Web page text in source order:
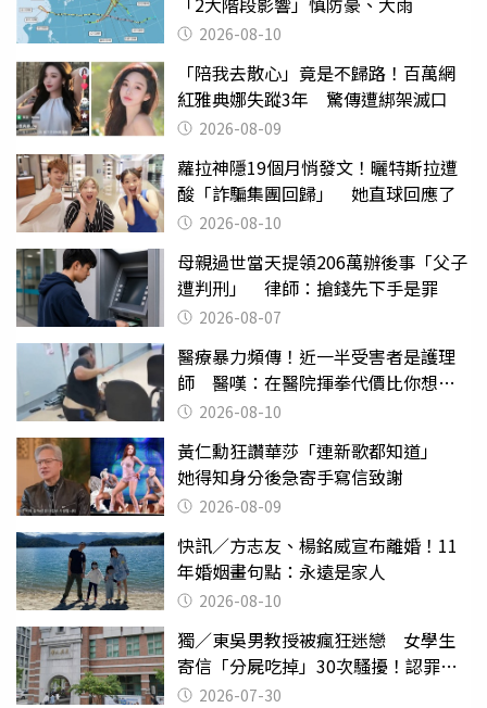
2026-08-10
「陪我去散心」竟是不歸路！百萬網
紅雅典娜失蹤3年 驚傳遭綁架滅口
2026-08-09
蘿拉神隱19個月悄發文！曬特斯拉遭
酸「詐騙集團回歸」 她直球回應了
2026-08-10
母親過世當天提領206萬辦後事「父子
遭判刑」 律師：搶錢先下手是罪
2026-08-07
醫療暴力頻傳！近一半受害者是護理
師 醫嘆：在醫院揮拳代價比你想像
的還要大
2026-08-10
黃仁勳狂讚華莎「連新歌都知道」
她得知身分後急寄手寫信致謝
2026-08-09
快訊／方志友、楊銘威宣布離婚！11
年婚姻畫句點：永遠是家人
2026-08-10
獨／東吳男教授被瘋狂迷戀 女學生
寄信「分屍吃掉」30次騷擾！認罪免
關 2026-07-30